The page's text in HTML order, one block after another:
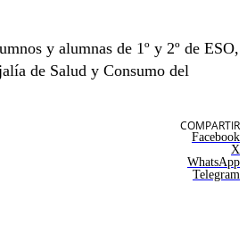
y alumnas de 1º y 2º de ESO,
de Salud y Consumo del
COMPARTIR
Facebook
X
WhatsApp
Telegram